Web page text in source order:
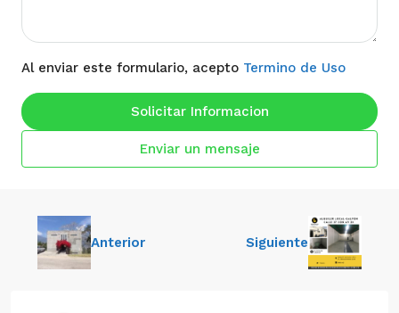
Al enviar este formulario, acepto Termino de Uso
Solicitar Informacion
Enviar un mensaje
Anterior Siguiente